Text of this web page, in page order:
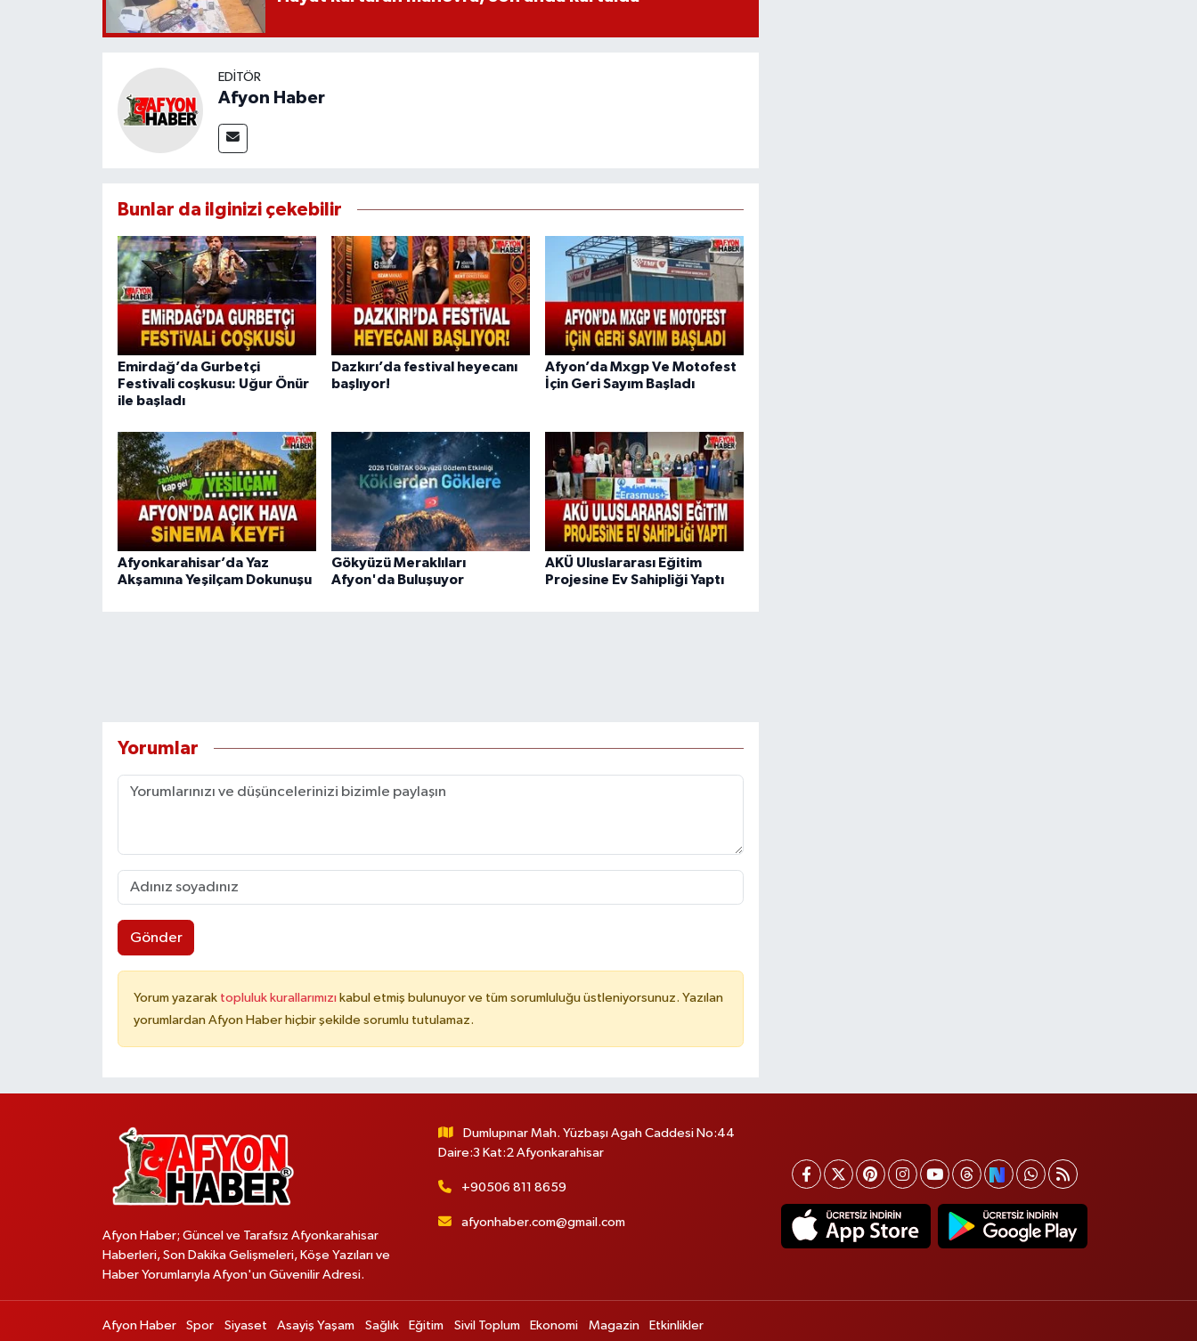
EDITÖR
Afyon Haber
Bunlar da ilginizi çekebilir
Emirdağ’da Gurbetçi
Festivali coşkusu: Uğur Önür
ile başladı
Dazkırı’da festival heyecanı
başlıyor!
Afyon’da Mxgp Ve Motofest
İçin Geri Sayım Başladı
Afyonkarahisar’da Yaz
Akşamına Yeşilçam Dokunuşu
Gökyüzü Meraklıları
Afyon'da Buluşuyor
AKÜ Uluslararası Eğitim
Projesine Ev Sahipliği Yaptı
Yorumlar
Gönder
Yorum yazarak topluluk kurallarımızı kabul etmiş bulunuyor ve tüm sorumluluğu üstleniyorsunuz. Yazılan
yorumlardan Afyon Haber hiçbir şekilde sorumlu tutulamaz.
Afyon Haber; Güncel ve Tarafsız Afyonkarahisar
Haberleri, Son Dakika Gelişmeleri, Köşe Yazıları ve
Haber Yorumlarıyla Afyon'un Güvenilir Adresi.
Dumlupınar Mah. Yüzbaşı Agah Caddesi No:44
Daire:3 Kat:2 Afyonkarahisar
+90506 811 8659
afyonhaber.com@gmail.com
Afyon Haber Spor Siyaset Asayiş Yaşam Sağlık Eğitim Sivil Toplum Ekonomi Magazin Etkinlikler